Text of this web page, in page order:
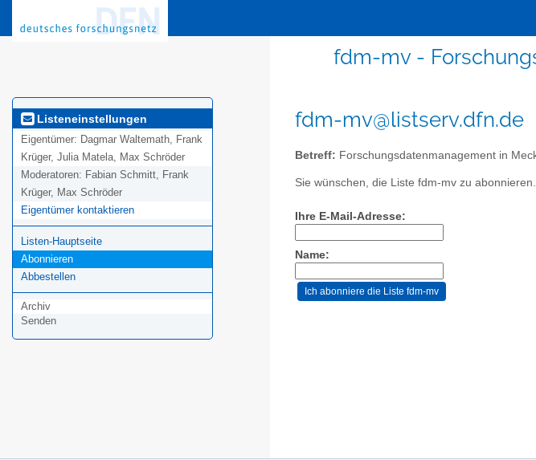
fdm-mv -
Listeneinstellungen
Eigentümer: Dagmar Waltemath, Frank
Krüger, Julia Matela, Max Schröder
Moderatoren: Fabian Schmitt, Frank
Krüger, Max Schröder
Eigentümer kontaktieren
Listen-Hauptseite
Abonnieren
Abbestellen
Archiv
Senden
fdm-mv@listserv.dfn.de
Betreff: Forschungsdatenmanagement in
Sie wünschen, die Liste fdm-mv zu
Ihre E-Mail-Adresse:
Name: